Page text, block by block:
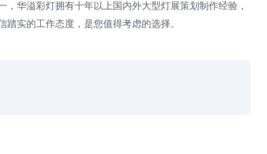
，华溢彩灯拥有十年以上国内外大型灯展策划制作经验，
踏实的工作态度，是您值得考虑的选择。